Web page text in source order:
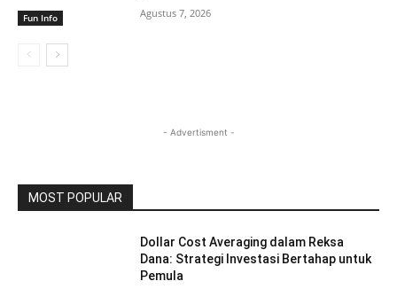
Fun Info Agustus 7, 2026
- Advertisment -
MOST POPULAR
Dollar Cost Averaging dalam Reksa
Dana: Strategi Investasi Bertahap untuk
Pemula